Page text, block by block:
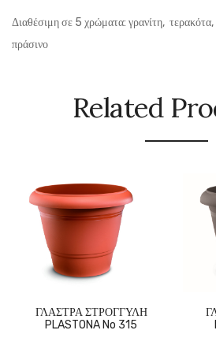
Διαθέσιμη σε 5 χρώματα: γρανίτη,
πράσινο
Related
ΓΛΑΣΤΡΑ ΣΤΡΟΓΓΥΛΗ
PLASTONA No 315